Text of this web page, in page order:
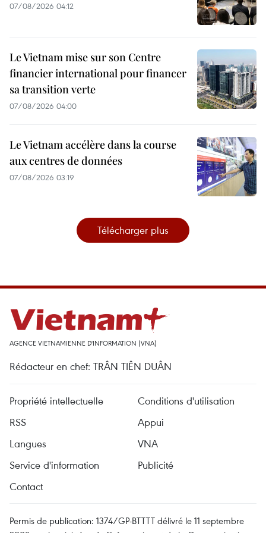
07/08/2026 04:12
Le Vietnam mise sur son Centre
financier international pour financer
sa transition verte
07/08/2026 04:00
Le Vietnam accélère dans la course
aux centres de données
07/08/2026 03:19
Télécharger plus
AGENCE VIETNAMIENNE D'INFORMATION (VNA)
Rédacteur en chef: TRÂN TIÊN DUÂN
Propriété intellectuelle
Conditions d'utilisation
RSS
Appui
Langues
VNA
Service d'information
Publicité
Contact
Permis de publication: 1374/GP-BTTTT délivré le 11 septembre